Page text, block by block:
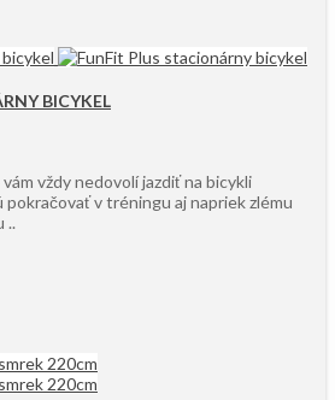
BICYKEL
vždy nedovolí jazdiť na bicykli
v tréningu aj napriek zlému
..